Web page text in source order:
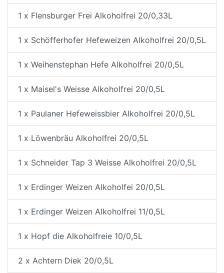
1 x Flensburger Frei Alkoholfrei 20/0,33L
1 x Schöfferhofer Hefeweizen Alkoholfrei 20/0,5L
1 x Weihenstephan Hefe Alkoholfrei 20/0,5L
1 x Maisel's Weisse Alkoholfrei 20/0,5L
1 x Paulaner Hefeweissbier Alkoholfrei 20/0,5L
1 x Löwenbräu Alkoholfrei 20/0,5L
1 x Schneider Tap 3 Weisse Alkoholfrei 20/0,5L
1 x Erdinger Weizen Alkoholfei 20/0,5L
1 x Erdinger Weizen Alkoholfrei 11/0,5L
1 x Hopf die Alkoholfreie 10/0,5L
2 x Achtern Diek 20/0,5L